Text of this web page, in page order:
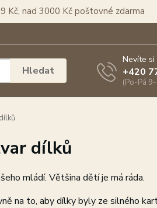
Kč, nad 3000 Kč poštovné zdarma
Hledat
Nevíte si
+420
(Po-Pá
dílků
mládí. Většina dětí je má ráda.
na to, aby dílky byly ze silného